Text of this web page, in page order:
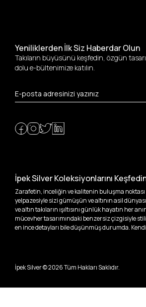
Yeniliklerden İlk Siz Haberdar Olun
Takıların büyüsünü keşfedin, özgün
dolu e-bültenimize katılın.
İpek Silver Koleksiyonlarını
Zarafetin, inceliğin ve kalitenin buluşma
yelpazesiyle sizi gümüşün ve altının asil
ve altın takıların ışıltısını günlük hayatın her
mücevher tasarımındaki benzersiz çizgisiyle
en ince detayları bile düşünmüş durumda.
İpek Silver’da her bir parça, sizin benzersiz
kendinizi ifade etmek için özel bir parça
ölümsüzleştirecek anlara uygun
İpek Silver ©2026Tüm Hakları Saklıdır.